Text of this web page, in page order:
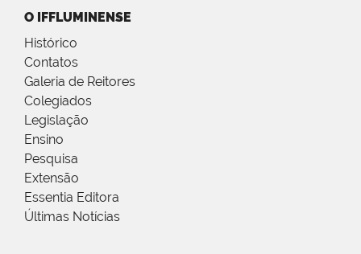
O IFFLUMINENSE
Histórico
Contatos
Galeria de Reitores
Colegiados
Legislação
Ensino
Pesquisa
Extensão
Essentia Editora
Últimas Notícias